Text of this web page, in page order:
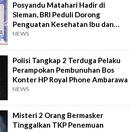
Posyandu Matahari Hadir di
Sleman, BRI Peduli Dorong
Penguatan Kesehatan Ibu dan
Anak
NEWS
Polisi Tangkap 2 Terduga Pelaku
Perampokan Pembunuhan Bos
Konter HP Royal Phone Ambarawa
NEWS
Misteri 2 Orang Bermasker
Tinggalkan TKP Penemuan